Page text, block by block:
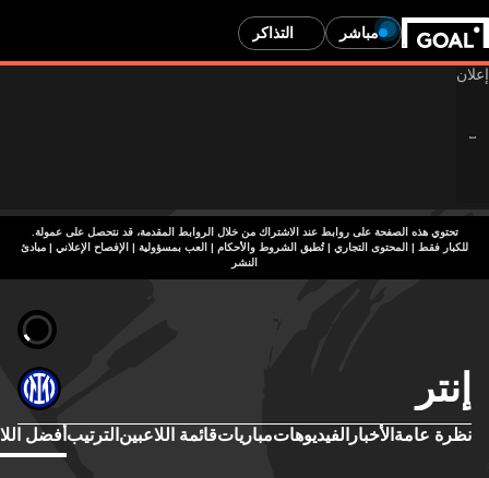
مباشر التذاكر
تحتوي هذه الصفحة على روابط عند الاشتراك من خلال الروابط المقدمة، قد نتحصل على عمولة.
للكبار فقط | المحتوى التجاري | تُطبق الشروط والأحكام | العب بمسؤولية
| الإفصاح الإعلاني | مبادئ
النشر
إنتر
نظرة عامة الأخبار الفيديوهاتمبارياتقائمة اللاعبين الترتيب أفضل